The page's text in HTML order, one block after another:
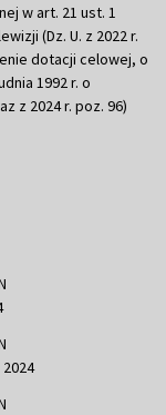
w art. 21 ust. 1
(Dz. U. z 2022 r.
dotacji celowej, o
1992 r. o
z 2024 r. poz. 96)